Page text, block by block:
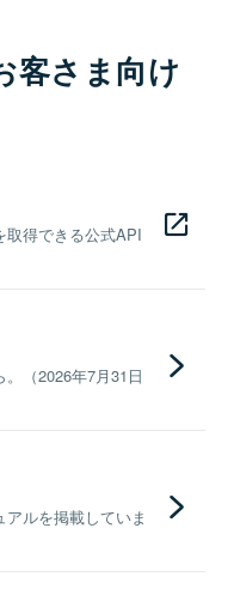
客さま向け
取得できる公式API
（2026年7月31日
ルを掲載していま